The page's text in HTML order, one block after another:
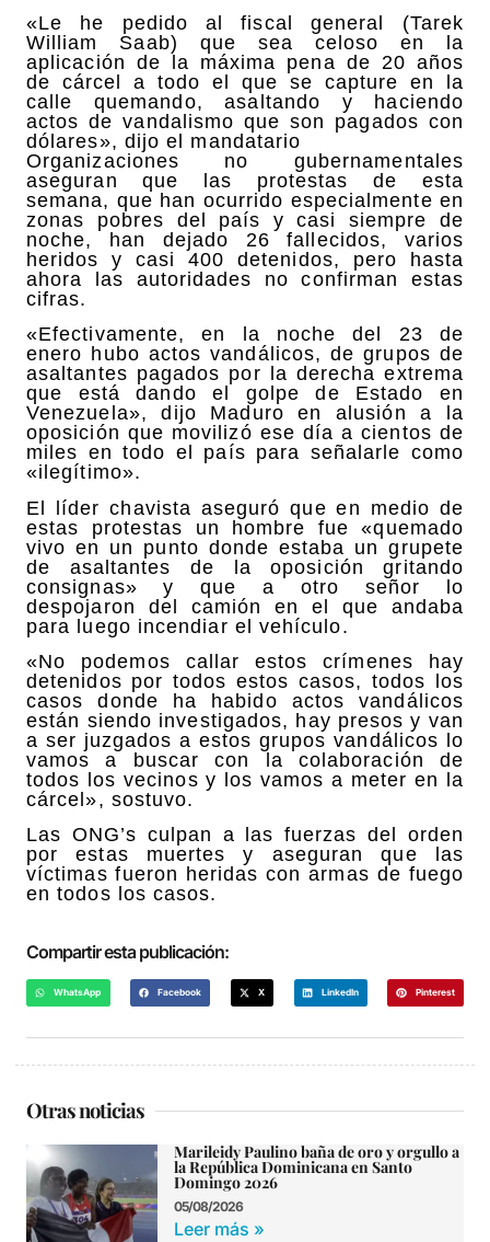
«Le he pedido al fiscal general (Tarek
William Saab) que sea celoso en la
aplicación de la máxima pena de 20 años
de cárcel a todo el que se capture en la
calle quemando, asaltando y haciendo
actos de vandalismo que son pagados con
dólares», dijo el mandatario
Organizaciones no gubernamentales
aseguran que las protestas de esta
semana, que han ocurrido especialmente en
zonas pobres del país y casi siempre de
noche, han dejado 26 fallecidos, varios
heridos y casi 400 detenidos, pero hasta
ahora las autoridades no confirman estas
cifras.
«Efectivamente, en la noche del 23 de
enero hubo actos vandálicos, de grupos de
asaltantes pagados por la derecha extrema
que está dando el golpe de Estado en
Venezuela», dijo Maduro en alusión a la
oposición que movilizó ese día a cientos de
miles en todo el país para señalarle como
«ilegítimo».
El líder chavista aseguró que en medio de
estas protestas un hombre fue «quemado
vivo en un punto donde estaba un grupete
de asaltantes de la oposición gritando
consignas» y que a otro señor lo
despojaron del camión en el que andaba
para luego incendiar el vehículo.
«No podemos callar estos crímenes hay
detenidos por todos estos casos, todos los
casos donde ha habido actos vandálicos
están siendo investigados, hay presos y van
a ser juzgados a estos grupos vandálicos lo
vamos a buscar con la colaboración de
todos los vecinos y los vamos a meter en la
cárcel», sostuvo.
Las ONG’s culpan a las fuerzas del orden
por estas muertes y aseguran que las
víctimas fueron heridas con armas de fuego
en todos los casos.
Compartir esta publicación:
WhatsApp Facebook X LinkedIn Pinterest
Otras noticias
Marileidy Paulino baña de oro y orgullo a
la República Dominicana en Santo
Domingo 2026
05/08/2026
Leer más »